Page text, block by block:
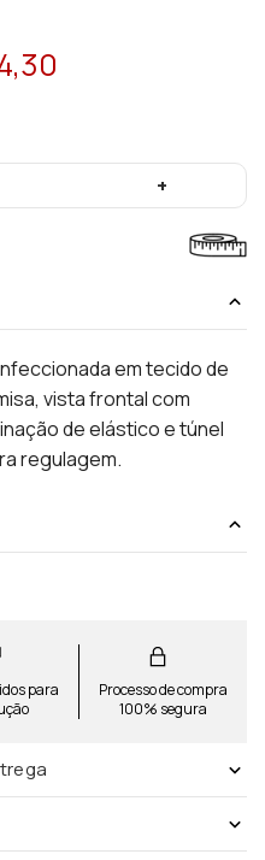
+
em tecido de
vista frontal com
de elástico e túnel
regulagem.
para
Processo de compra
100% segura